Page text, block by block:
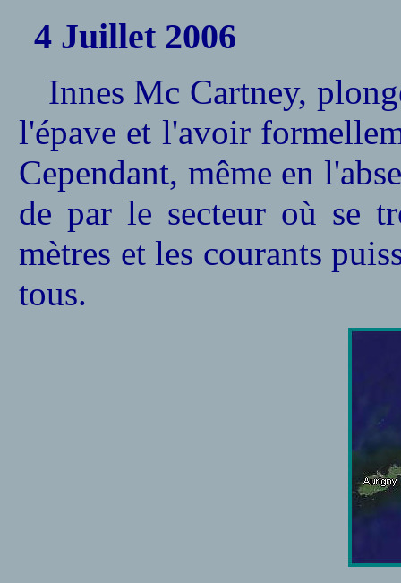
4 Juillet 2006
Innes Mc Cartney,
l'épave et l'avoir
Cependant, même en
de par le secteur où se
mètres et les courants
tous.